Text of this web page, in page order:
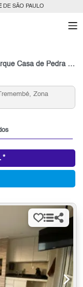
DE SÃO PAULO
Avenida Coronel Sezefredo Fagundes | Parque Casa de Pedra | São Paulo
Zona
*